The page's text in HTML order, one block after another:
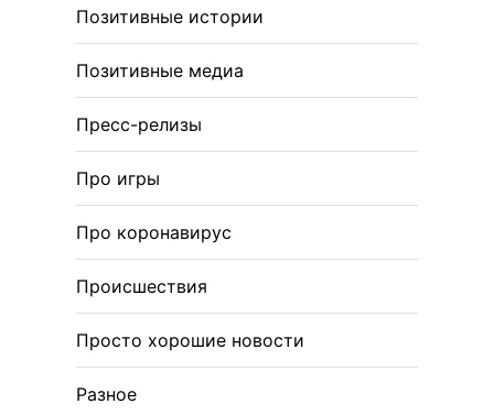
Позитивные истории
Позитивные медиа
Пресс-релизы
Про игры
Про коронавирус
Происшествия
Просто хорошие новости
Разное